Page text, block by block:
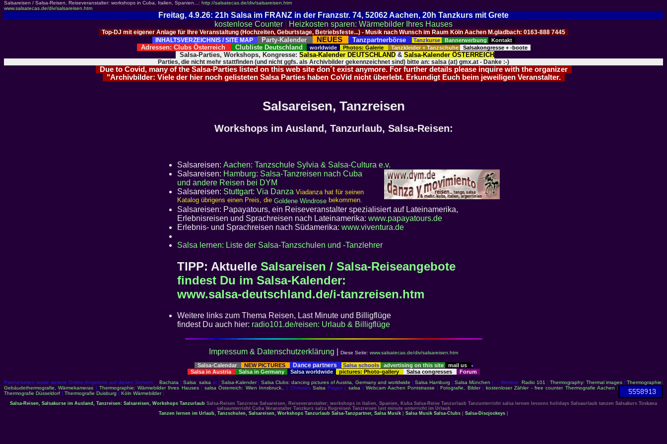
Salsareisen / Salsa-Reisen, Reiseveranstalter: workshops in Cuba, Italien, Spanien...: http://salsatecas.de/div/salsareisen.htm
www.salsatecas.de/div/salsareisen.htm
Freitag, 4.9.26: 21h Salsa im FRANZ in der Franzstr. 74, 52062 Aachen, 20h Tanzkurs mit Grete
kostenlose Counter
Heizkosten sparen: Wärmebilder Ihres Hauses
Top-DJ mit eigener Anlage für Ihre Veranstaltung (Hochzeiten, Geburtstage, Betriebsfeste...) - Musik nach Wunsch im Raum Köln Aachen M.gladbach: 0163-888 7445
INHALTSVERZEICHNIS / SITE MAP
Party-Kalender NEUES Tanzpartnerbörse Tanzkurse Bannerwerbung Kontakt
Adressen: Clubs Österreich Clubliste Deutschland worldwide Photos: Galerie Tanzkleider + Tanzschuhe Salsakongresse + -boote
Salsa-Parties, Workshops, Kongresse: Salsa-Kalender DEUTSCHLAND & Salsa-Kalender ÖSTERREICH
Parties, die nicht mehr stattfinden (und nicht ggfs. als Archivbilder gekennzeichnet sind) bitte an: salsa (at) gmx.at - Danke :-)
Due to Covid, many of the Salsa-Parties listed on this web site don´t exist anymore. For further details please inquire with the organizer
"Archivbilder: Viele der hier noch gelisteten Salsa Parties haben CoVid nicht überlebt. Erkundigt Euch beim jeweiligen Veranstalter.
Salsareisen, Tanzreisen
Workshops im Ausland, Tanzurlaub, Salsa-Reisen:
Salsareisen: Aachen: Tanzschule Sylvia & Salsa-Cultura e.v.
Salsareisen: Hamburg: Salsa-Tanzreisen nach Cuba
und andere Reisen bei DYM
Salsareisen: Stuttgart: Via Danza Viadanza hat für seinen
Katalog übrigens einen Preis, die Goldene Windrose bekommen.
Salsareisen: Papayatours, ein Reiseveranstalter spezialisiert auf Lateinamerika,
Erlebnisreisen und Sprachreisen nach Lateinamerika: www.papayatours.de
Erlebnis- und Sprachreisen nach Südamerika: www.viventura.de
Salsa lernen: Liste der Salsa-Tanzschulen und -Tanzlehrer
TIPP: Aktuelle Salsareisen / Salsa-Reiseangebote
findest Du im Salsa-Kalender:
www.salsa-deutschland.de/i-tanzreisen.htm
Weitere links zum Thema Reisen, Last Minute und Billigflüge
findest Du auch hier: radio101.de/reisen: Urlaub & Billigflüge
Impressum & Datenschutzerklärung Diese Seite: www.salsatecas.de/div/salsareisen.htm
Salsa-Calendar NEW PICTURES Dance partners Salsa schools advertising on this site
mail us
Salsa in Austria
Salsa in Germany Salsa worldwide pictures: Photo-gallery Salsa congresses Forum
Partnerseiten sowie weitere Online-Angebote auf diesen Servern: Bachata | Salsa: salsa .at | Salsa-Kalender|Salsa Clubs: dancing pictures of Austria, Germany and worldwide | Salsa Hamburg |Salsa München | - Weitere: Radio 101 | Thermography: Thermal images/Thermographie:
Gebäudethermografie, Wärmekameras | Thermographie: Wärmebilder Ihres Hauses|salsa Österreich: Wien Innsbruck.. | Chrissies Salsa Pages | salsa |Webcam Aachen Pontstrasse |Fotografie, Bilder|kostenloser Zähler - free counter Thermografie Aachen |
Thermografie Düsseldorf | Thermografie Duisburg | Köln Wärmebilder|
Salsa-Reisen, Salsakurse im Ausland, Tanzreisen: Salsareisen, Workshops Tanzurlaub Salsa-Reisen Tanzreise Salsareisen, Reiseveranstalter; workshops in Italien, Spanien, Kuba Salsa-Reise Tanzurlaub Tanzunterricht salsa lernen lessons holidays Salsaurlaub tanzen Salsakurs Toskana
salsaunterricht Cuba Veranstalter Tanzkurs salza flugreisen Tanzreisen last minute unterricht im Urlaub
Tanzen lernen im Urlaub, Tanzschulen, Salsareisen, Workshops Tanzurlaub Salsa-Tanzpartner, Salsa Musik Salsa Musik Salsa-Clubs Salsa-Discjockeys